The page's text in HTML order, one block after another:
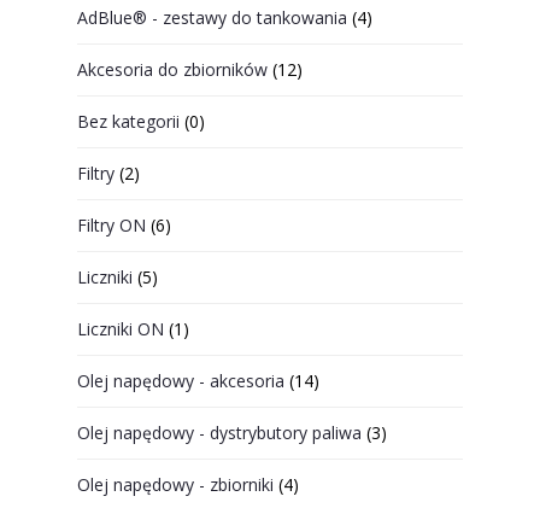
AdBlue® - zestawy do tankowania (4)
Akcesoria do zbiorników (12)
Bez kategorii (0)
Filtry (2)
Filtry ON (6)
Liczniki (5)
Liczniki ON (1)
Olej napędowy - akcesoria (14)
Olej napędowy - dystrybutory paliwa (3)
Olej napędowy - zbiorniki (4)